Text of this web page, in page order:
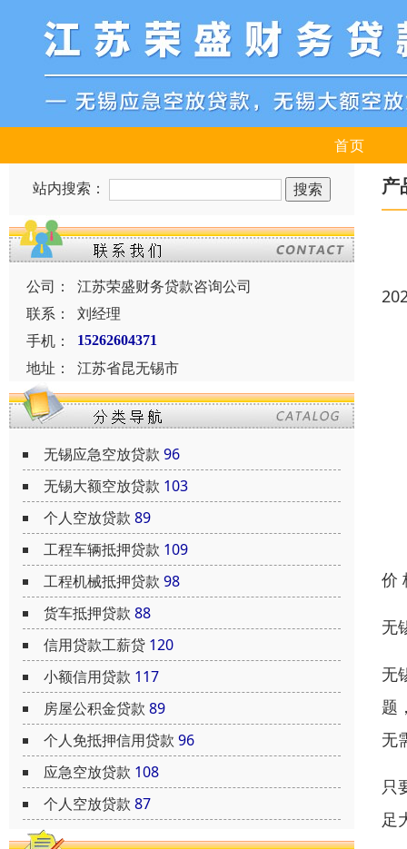
首页
站内搜索：
公司：
江苏荣盛财务贷款咨询公司
联系：
刘经理
手机：
15262604371
地址： 江苏省昆无锡市
无锡应急空放贷款 96
无锡大额空放贷款 103
个人空放贷款 89
工程车辆抵押贷款 109
工程机械抵押贷款 98
货车抵押贷款 88
信用贷款工薪贷 120
小额信用贷款 117
房屋公积金贷款 89
个人免抵押信用贷款 96
应急空放贷款 108
个人空放贷款 87
产
价
无
无
题
无
只
足